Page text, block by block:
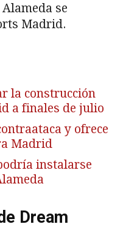
se
Madrid.
la construcción
a finales de julio
y ofrece
Madrid
instalarse
Dream